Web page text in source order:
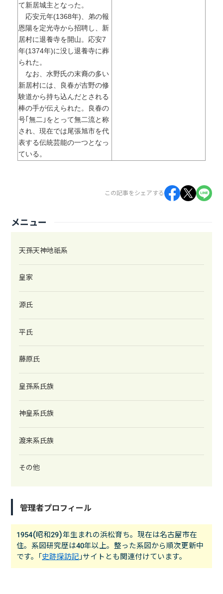
て新居城主となった。
応安元年(1368年)、弟の報
恩陽を定光寺から招聘し、新
居村に退養寺を開山。応安7
年(1374年)に没し退養寺に葬
られた。
なお、水野氏の末裔の多い
新居村には、良春が吉野の修
験道から持ち込んだとされる
棒の手が伝えられた。良春の
号｢無二｣をとって無二流と称
され、現在では尾張旭市を代
表する伝統芸能の一つとなっ
ている。
この記事をシェアする
メニュー
天孫天神地祇系
皇家
源氏
平氏
藤原氏
皇孫系氏族
神皇系氏族
渡来系氏族
その他
管理者プロフィール
1954(昭和29)年生まれの浜松育ち。現在は名古屋市在
住。系図研究歴は40年以上。整った系図から順次更新中
です。｢史跡探訪記 ｣サイトとも関連付けています。